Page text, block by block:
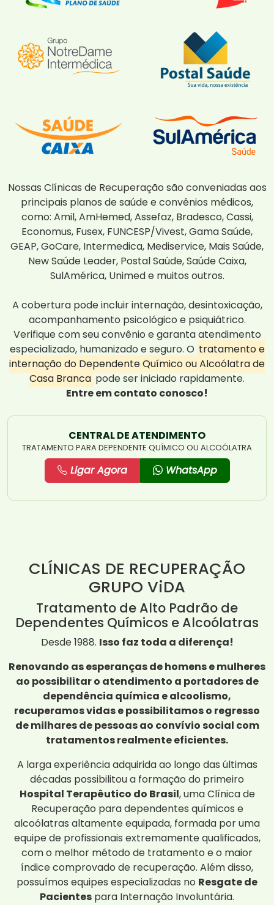
Nossas Clínicas de Recuperação são conveniadas aos
principais planos de saúde e convênios médicos,
como: Amil, AmHemed, Assefaz, Bradesco, Cassi,
Economus, Fusex, FUNCESP/Vivest, Gama Saúde,
GEAP, GoCare, Intermedica, Mediservice, Mais Saúde,
New Saúde Leader, Postal Saúde, Saúde Caixa,
SulAmérica, Unimed e muitos outros.
A cobertura pode incluir internação, desintoxicação,
acompanhamento psicológico e psiquiátrico.
Verifique com seu convênio e garanta atendimento
especializado, humanizado e seguro. O tratamento e
internação do Dependente Químico ou Alcoólatra de
Casa Branca pode ser iniciado rapidamente.
Entre em contato conosco!
CENTRAL DE ATENDIMENTO
TRATAMENTO PARA DEPENDENTE QUÍMICO OU ALCOÓLATRA
Ligar Agora WhatsApp
CLÍNICAS DE RECUPERAÇÃO
GRUPO ViDA
Tratamento de Alto Padrão de
Dependentes Químicos e Alcoólatras
Desde 1988. Isso faz toda a diferença!
Renovando as esperanças de homens e mulheres
ao possibilitar o atendimento a portadores de
dependência química e alcoolismo,
recuperamos vidas e possibilitamos o regresso
de milhares de pessoas ao convívio social com
tratamentos realmente eficientes.
A larga experiência adquirida ao longo das últimas
décadas possibilitou a formação do primeiro
Hospital Terapêutico do Brasil, uma Clínica de
Recuperação para dependentes químicos e
alcoólatras altamente equipada, formada por uma
equipe de profissionais extremamente qualificados,
com o melhor método de tratamento e o maior
índice comprovado de recuperação. Além disso,
possuímos equipes especializadas no Resgate de
Pacientes para Internação Involuntária.